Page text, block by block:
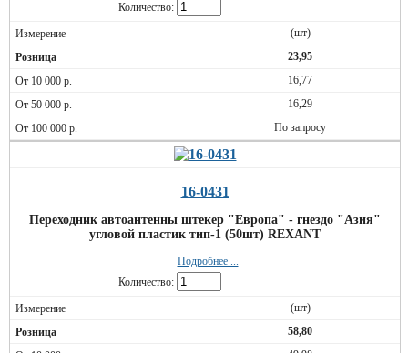
Количество:
(шт)
23,95
16,77
16,29
По запросу
16-0431
Переходник автоантенны штекер "Европа" - гнездо "Азия"
угловой пластик тип-1 (50шт) REXANT
Подробнее ...
Количество:
(шт)
58,80